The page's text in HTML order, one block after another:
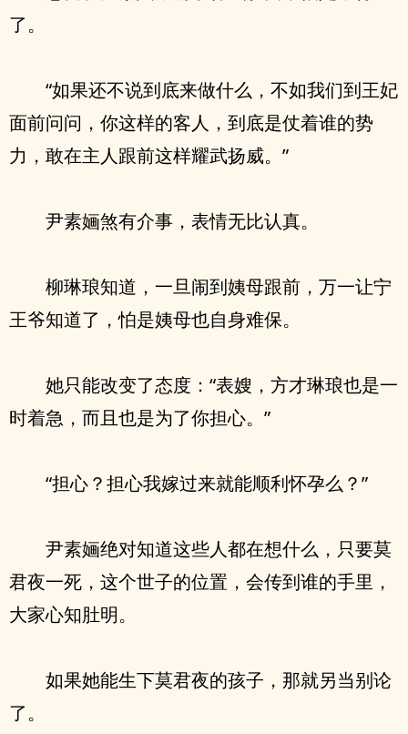
了。
“如果还不说到底来做什么，不如我们到王妃
面前问问，你这样的客人，到底是仗着谁的势
力，敢在主人跟前这样耀武扬威。”
尹素婳煞有介事，表情无比认真。
柳琳琅知道，一旦闹到姨母跟前，万一让宁
王爷知道了，怕是姨母也自身难保。
她只能改变了态度：“表嫂，方才琳琅也是一
时着急，而且也是为了你担心。”
“担心？担心我嫁过来就能顺利怀孕么？”
尹素婳绝对知道这些人都在想什么，只要莫
君夜一死，这个世子的位置，会传到谁的手里，
大家心知肚明。
如果她能生下莫君夜的孩子，那就另当别论
了。